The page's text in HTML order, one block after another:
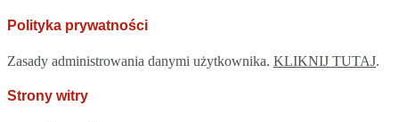
Polityka prywatności
Zasady administrowania danymi użytkownika. KLIKNIJ TUTAJ.
Strony witry